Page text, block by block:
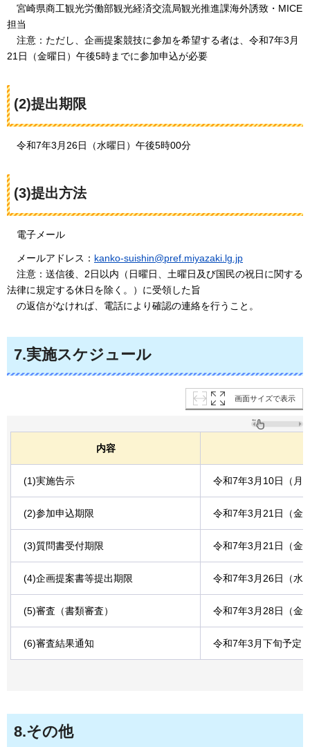
宮崎県商工観光労働部観光経済交流局観光推進課海外誘致・MICE
担当
注意：ただし、企画提案競技に参加を希望する者は、令和7年3月
21日（金曜日）午後5時までに参加申込が必要
(2)提出期限
令和7年3月26日（水曜日）午後5時00分
(3)提出方法
電子メール
メールアドレス： kanko-suishin@pref.miyazaki.lg.jp
注意：送信後、2日以内（日曜日、土曜日及び国民の祝日に関する
法律に規定する休日を除く。）に受領した旨
の返信がなければ、電話により確認の連絡を行うこと。
7.実施スケジュール
画面サイズで表示
内容
(1)実施告示 令和7年3月10日（月
(2)参加申込期限 令和7年3月21日（金
(3)質問書受付期限 令和7年3月21日（金
(4)企画提案書等提出期限 令和7年3月26日（水
(5)審査（書類審査） 令和7年3月28日（金
(6)審査結果通知 令和7年3月下旬予定
8.その他